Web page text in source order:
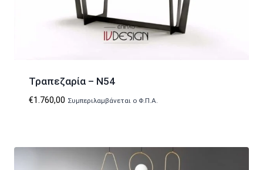
Τραπεζαρία – N54
€1.760,00 Συμπεριλαμβάνεται ο Φ.Π.Α.